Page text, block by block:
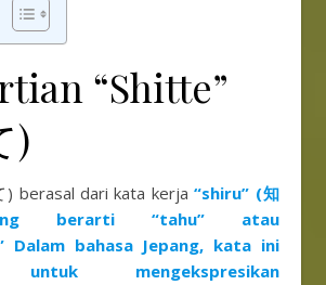
“Shitte”
)
) berasal dari kata kerja“shiru” (知
berarti “tahu” atau
Dalam bahasa Jepang, kata ini
untuk mengekspresikan